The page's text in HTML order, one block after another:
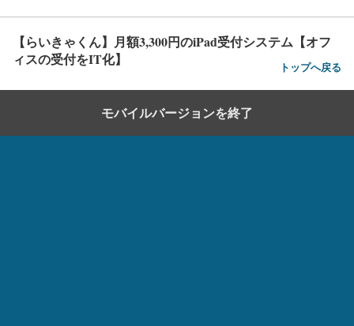
【らいきゃくん】月額3,300円のiPad受付システム【オフ
ィスの受付をIT化】
トップへ戻る
モバイルバージョンを終了